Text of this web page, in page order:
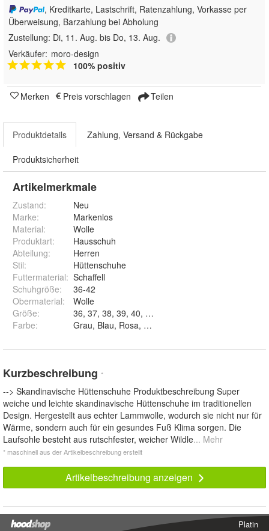
, Kreditkarte, Lastschrift, Ratenzahlung, Vorkasse per
Überweisung, Barzahlung bei Abholung
Zustellung: Di, 11. Aug. bis Do, 13. Aug.
Verkäufer: moro-design
100% positiv
Merken Preis vorschlagen Teilen
Produktdetails Zahlung, Versand & Rückgabe
Produktsicherheit
Artikelmerkmale
Zustand:
Neu
Marke:
Markenlos
Material:
Wolle
Produktart:
Hausschuh
Abteilung:
Herren
Stil:
Hüttenschuhe
Futtermaterial: Schaffell
Schuhgröße:
36-42
Obermaterial:
Wolle
Größe:
Farbe:
Kurzbeschreibung *
--> Skandinavische Hüttenschuhe Produktbeschreibung Super
weiche und leichte skandinavische Hüttenschuhe im traditionellen
Design. Hergestellt aus echter Lammwolle, wodurch sie nicht nur für
Wärme, sondern auch für ein gesundes Fuß Klima sorgen. Die
Laufsohle besteht aus rutschfester, weicher Wildle... Mehr
* maschinell aus der Artikelbeschreibung erstellt
Artikelbeschreibung anzeigen
Platin